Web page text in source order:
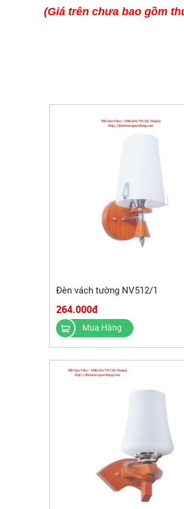
(Giá trên chưa bao gồm
Đèn vách tường NV512/1
264.000đ
Mua Hàng